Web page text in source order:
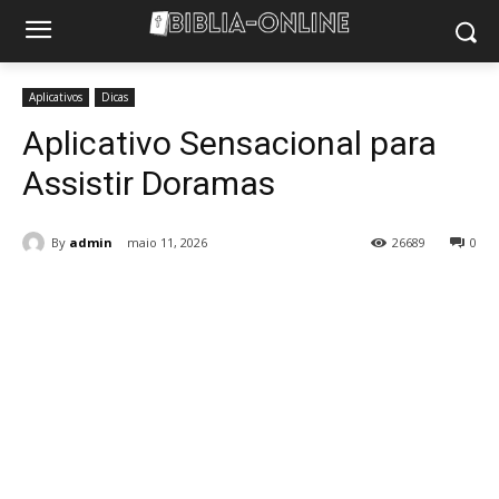
Aplicativos Dicas
Aplicativo Sensacional para
Assistir Doramas
By admin maio 11, 2026 0
26689